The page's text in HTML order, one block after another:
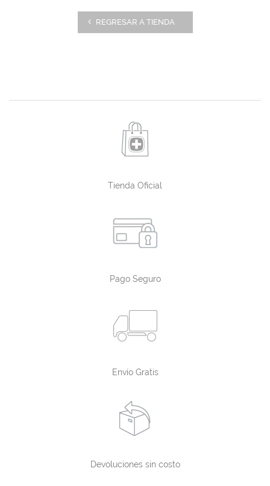
REGRESAR A TIENDA
Tienda Oficial
Pago Seguro
Envío Gratis
Devoluciones sin costo